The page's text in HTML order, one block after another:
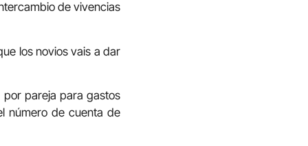
de vivencias
los novios vais a dar
pareja para gastos
número de cuenta de